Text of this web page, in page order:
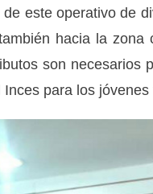
este operativo de
hacia la
son necesarios
Inces para los